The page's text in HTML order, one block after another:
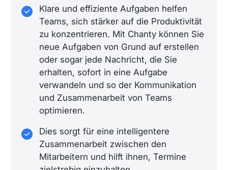
Klare und effiziente Aufgaben helfen
Teams, sich stärker auf die Produktivität
zu konzentrieren. Mit Chanty können Sie
neue Aufgaben von Grund auf erstellen
oder sogar jede Nachricht, die Sie
erhalten, sofort in eine Aufgabe
verwandeln und so der Kommunikation
und Zusammenarbeit von Teams
optimieren.
Dies sorgt für eine intelligentere
Zusammenarbeit zwischen den
Mitarbeitern und hilft ihnen, Termine